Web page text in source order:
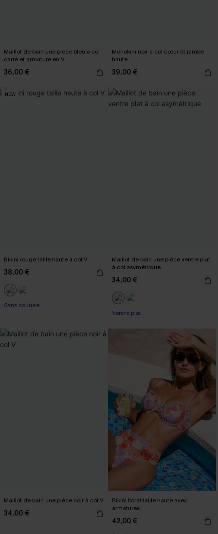
Maillot de bain une pièce bleu à col
carré et armature en V
36,00 €
Monokini noir à col cœur et jambe
haute
39,00 €
NEW
Bikini rouge taille haute à col V
38,00 €
Sans couture
Maillot de bain une pièce ventre plat
à col asymétrique
34,00 €
Ventre plat
Maillot de bain une pièce noir à col V
34,00 €
Bikini floral taille haute avec
armatures
42,00 €